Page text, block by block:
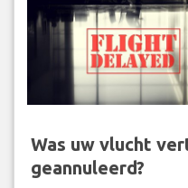
Was uw vlucht
geannuleerd?